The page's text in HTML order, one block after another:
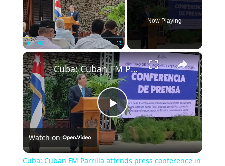
Play Unmute Fullscreen
Now Playing
×
Play
Video
Cuba: Cuban FM Parrilla attends press conference in Cuba.
Watch on
Cuba: Cuban FM Parrilla attends press conference in